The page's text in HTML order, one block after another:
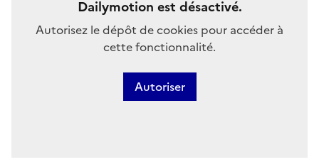
Dailymotion est désactivé.
Autorisez le dépôt de cookies pour accéder à
cette fonctionnalité.
Autoriser